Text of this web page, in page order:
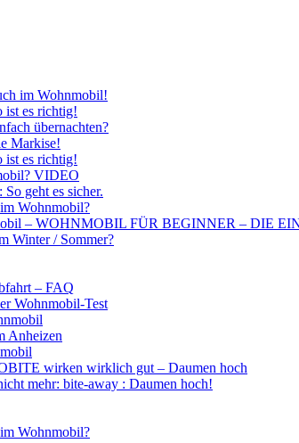
im Wohnmobil!
ist es richtig!
übernachten?
Markise!
ist es richtig!
VIDEO
geht es sicher.
Wohnmobil?
– WOHNMOBIL FÜR BEGINNER – DIE
Winter / Sommer?
– FAQ
Wohnmobil-Test
Anheizen
wirken wirklich gut – Daumen hoch
mehr: bite-away : Daumen hoch!
Wohnmobil?